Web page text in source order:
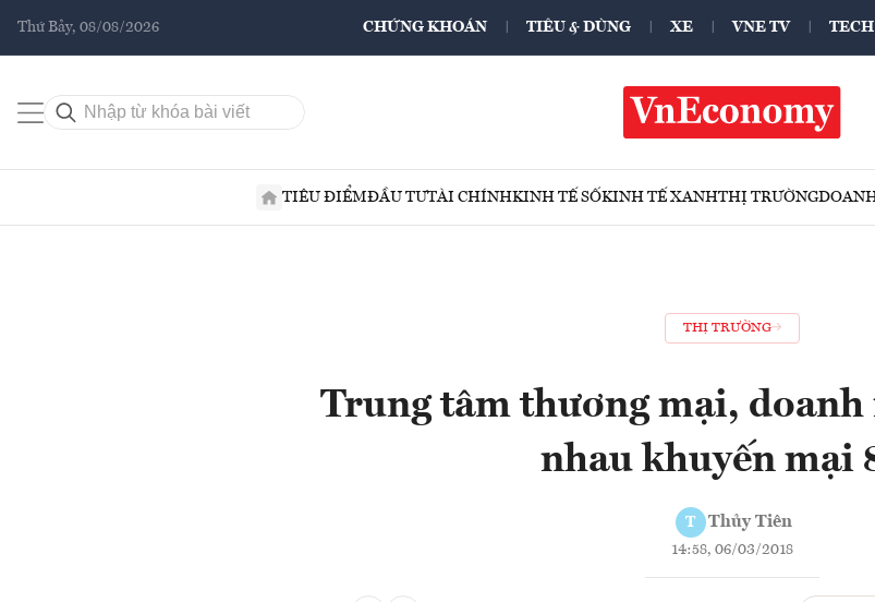
Thứ Bảy, 08/08/2026 CHỨNG KHOÁN TIÊU & DÙNG XE VNE TV
TIÊU ĐIỂMĐẦU TƯTÀI CHÍNHKINH TẾ SỐKINH TẾ XANHTHỊ TRƯỜNG
THỊ TRƯỜNG
Trung tâm thương mại,
nhau khuyến mại
T Thủy Tiên
14:58, 06/03/2018